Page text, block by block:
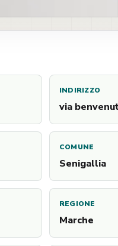
INDIRIZZO
via
COMUNE
Senigallia
REGIONE
Marche